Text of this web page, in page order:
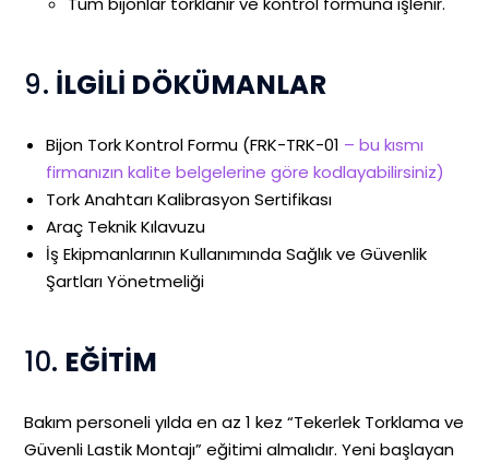
9. İLGİLİ DÖKÜMANLAR
Bijon Tork Kontrol Formu (FRK-TRK-01 – bu kısmı
firmanızın kalite belgelerine göre kodlayabilirsiniz)
Tork Anahtarı Kalibrasyon Sertifikası
Araç Teknik Kılavuzu
İş Ekipmanlarının Kullanımında Sağlık ve Güvenlik
Şartları Yönetmeliği
10. EĞİTİM
Bakım personeli yılda en az 1 kez “Tekerlek Torklama ve
Güvenli Lastik Montajı” eğitimi almalıdır. Yeni başlayan